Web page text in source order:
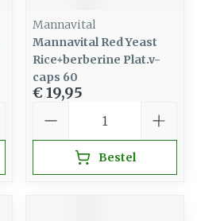
Mannavital
Mannavital Red Yeast
Rice+berberine Plat.v-
caps 60
€ 19,95
Bestel